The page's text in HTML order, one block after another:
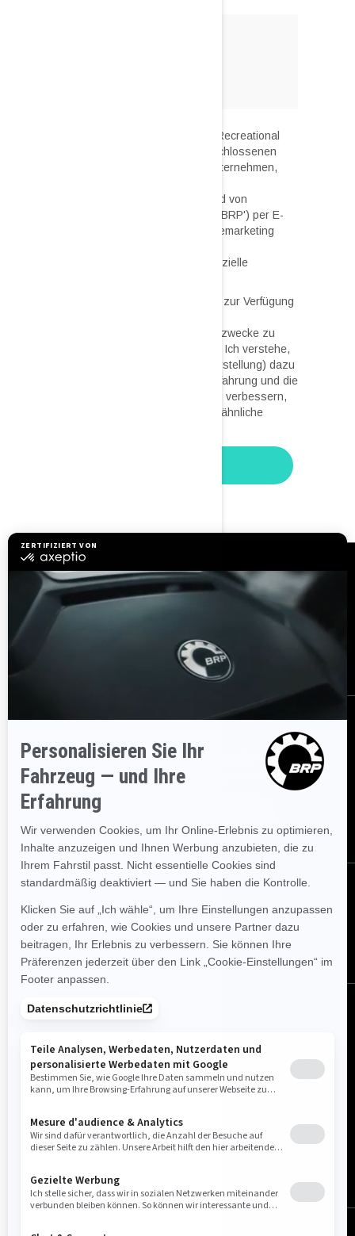
Ressourcen
Brauchen Sie Hilfe?
Karrieren
Bestellen
Melden Sie sich für unsere E-Mails an.
Erhalten Sie die
neuesten Nachrichten, Veranstaltungen und Angebote.
Folgen Sie uns